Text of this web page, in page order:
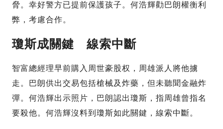
脅。幸好警方已提前保護孩子。何浩輝勸巴朗權衡利
弊，考慮合作。
瓊斯成關鍵 線索中斷
智富總經理早前購入周世豪股权，周雄派人將他擄
走。巴朗供出交易包括槍械及炸藥，但未聽聞金融炸
彈。何浩輝出示照片，巴朗認出瓊斯，指周雄曾指名
要殺他。何浩輝沒料到瓊斯如此關鍵，線索中斷。